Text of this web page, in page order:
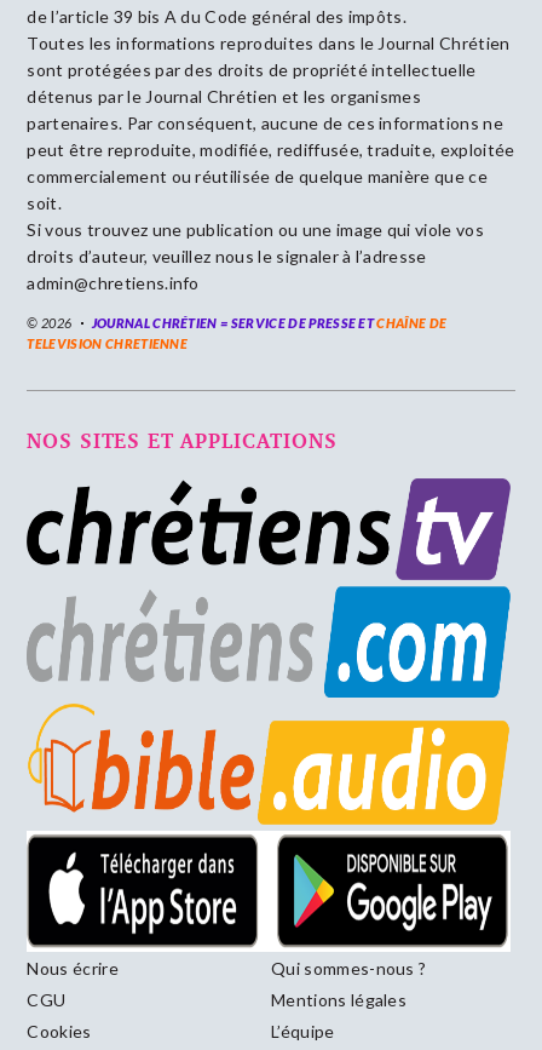
de l’article 39 bis A du Code général des impôts.
Toutes les informations reproduites dans le Journal Chrétien
sont protégées par des droits de propriété intellectuelle
détenus par le Journal Chrétien et les organismes
partenaires. Par conséquent, aucune de ces informations ne
peut être reproduite, modifiée, rediffusée, traduite, exploitée
commercialement ou réutilisée de quelque manière que ce
soit.
Si vous trouvez une publication ou une image qui viole vos
droits d’auteur, veuillez nous le signaler à l’adresse
admin@chretiens.info
© 2026 JOURNAL CHRÉTIEN = SERVICE DE PRESSE ETCHAÎNE DE
TELEVISION CHRETIENNE
NOS SITES ET APPLICATIONS
Nous écrire
Qui sommes-nous ?
CGU
Mentions légales
Cookies
L’équipe